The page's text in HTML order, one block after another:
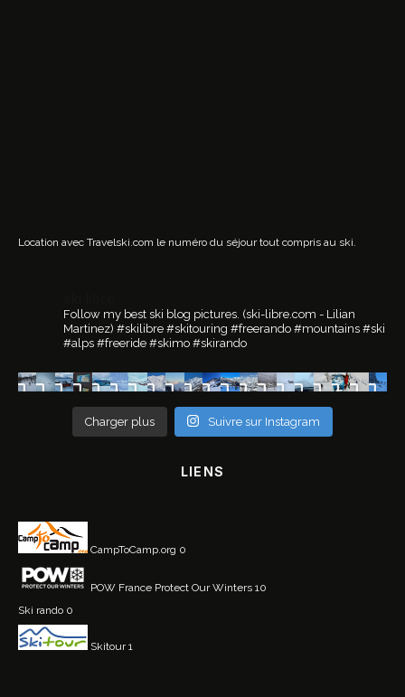
Location avec Travelski.com le numéro du séjour tout compris au ski.
Follow my best ski blog pictures. (ski-libre.com - Lilian
Martinez) #skilibre #skitouring #freerando #mountains #ski
#alps #freeride #skimo #skirando
Charger plus Suivre sur Instagram
LIENS
CampToCamp.org 0
POW France Protect Our Winters 10
Ski rando 0
Skitour1